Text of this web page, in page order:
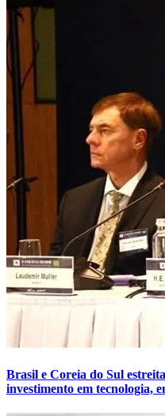
Brasil e Coreia do Sul
investimento em tecnologia,